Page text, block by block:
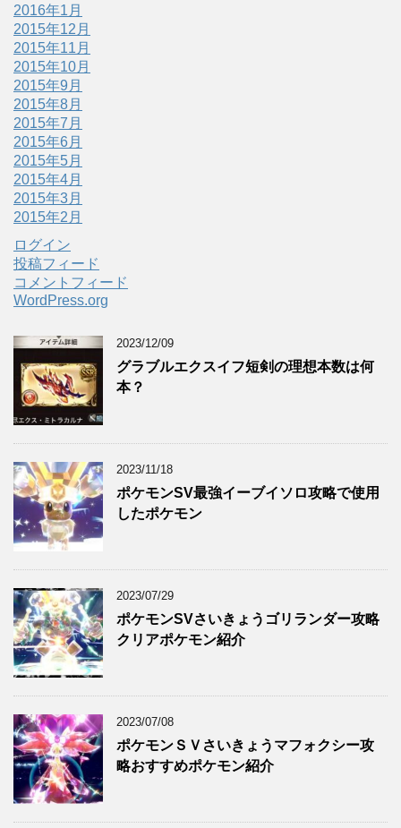
2016年1月
2015年12月
2015年11月
2015年10月
2015年9月
2015年8月
2015年7月
2015年6月
2015年5月
2015年4月
2015年3月
2015年2月
ログイン
投稿フィード
コメントフィード
WordPress.org
2023/12/09
グラブルエクスイフ短剣の理想本数は何
本？
2023/11/18
ポケモンSV最強イーブイソロ攻略で使用
したポケモン
2023/07/29
ポケモンSVさいきょうゴリランダー攻略
クリアポケモン紹介
2023/07/08
ポケモンＳＶさいきょうマフォクシー攻
略おすすめポケモン紹介